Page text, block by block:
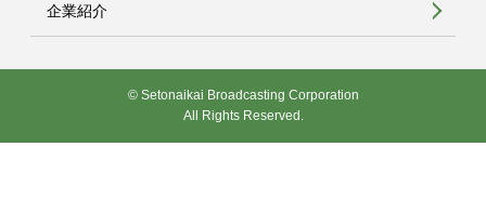
企業紹介
© Setonaikai Broadcasting Corporation
All Rights Reserved.